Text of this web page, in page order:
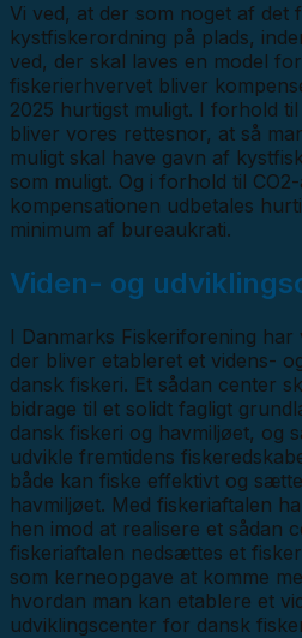
Vi ved, at der som noget af det
kystfiskerordning på plads,
ved, der skal laves en model
fiskerierhvervet bliver
2025 hurtigst muligt. I forhold
bliver vores rettesnor, at så
muligt skal have gavn af
som muligt. Og i forhold til
kompensationen udbetales
minimum af bureaukrati.
Viden- og
I Danmarks Fiskeriforening
der bliver etableret et videns-
dansk fiskeri. Et sådan center
bidrage til et solidt fagligt
dansk fiskeri og havmiljøet, og
udvikle fremtidens
både kan fiske effektivt og
havmiljøet. Med fiskeriaftalen
hen imod at realisere et sådan
fiskeriaftalen nedsættes et
som kerneopgave at komme
hvordan man kan etablere et
udviklingscenter for dansk